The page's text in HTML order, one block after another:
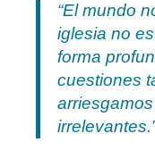
“El mundo
iglesia no
forma
cuestiones